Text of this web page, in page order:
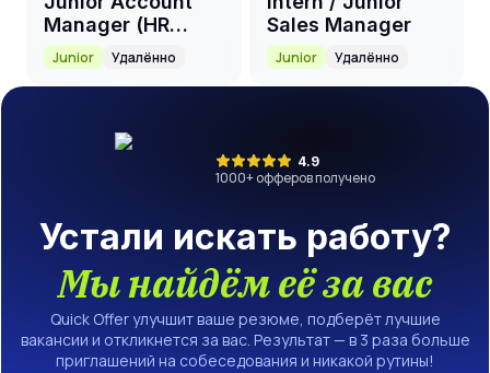
Manager (HR
Tech)
Junior Удалённо
Sales Manager
Junior Удалённо
4.9
1000+ офферов получено
Устали искать работу?
Мы найдём её за вас
Quick Offer улучшит ваше резюме, подберёт лучшие
вакансии и откликнется за вас. Результат — в 3 раза больше
приглашений на собеседования и никакой рутины!